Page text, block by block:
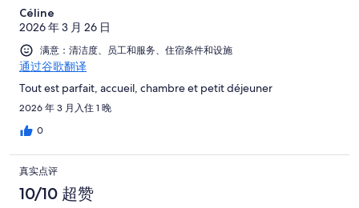
Céline
2026 年 3 月 26 日
满意：清洁度、员工和服务、住宿条件和设施
通过谷歌翻译
Tout est parfait, accueil, chambre et petit déjeuner
2026 年 3 月入住 1 晚
0
真实点评
10/10 超赞